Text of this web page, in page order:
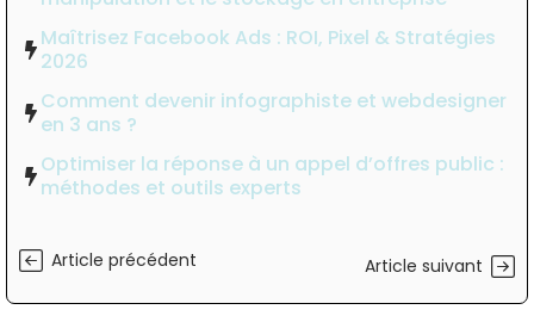
Maîtrisez Facebook Ads : ROI, Pixel & Stratégies
2026
Comment devenir infographiste et webdesigner
en 3 ans ?
Optimiser la réponse à un appel d’offres public :
méthodes et outils experts
Article précédent Article suivant